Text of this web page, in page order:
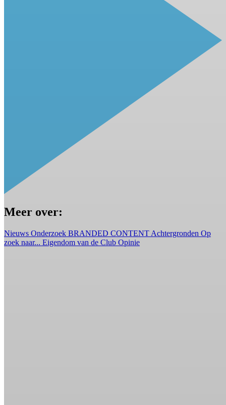
Meer over:
Nieuws Onderzoek BRANDED CONTENT Achtergronden Op
zoek naar... Eigendom van de Club Opinie